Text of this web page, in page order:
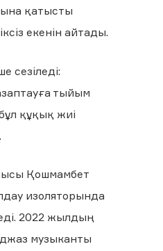
қатысты
екенін айтады.
сезіледі:
тыйым
құқық жиі
Қошмамбет
изоляторында
2022 жылдың
музыканты